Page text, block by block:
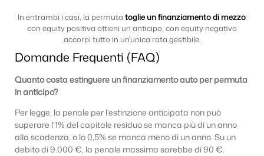
In entrambi i casi, la permuta toglie un finanziamento di mezzo:
con equity positiva ottieni un anticipo, con equity negativa
accorpi tutto in un'unica rata gestibile.
Domande Frequenti (FAQ)
Quanto costa estinguere un finanziamento auto per permuta
in anticipo?
Per legge, la penale per l’estinzione anticipata non può
superare l’1% del capitale residuo se manca più di un anno
alla scadenza, o lo 0,5% se manca meno di un anno. Su un
debito di 9.000 €, la penale massima sarebbe di 90 €.